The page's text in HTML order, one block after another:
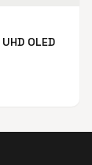
OLED